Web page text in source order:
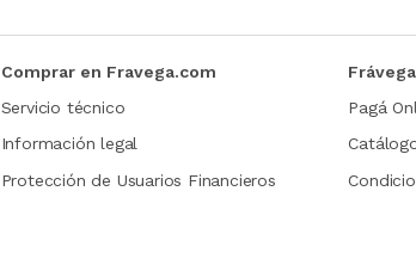
Comprar en Fravega.com
Servicio técnico
Información legal
Protección de Usuarios Financieros
Pagá